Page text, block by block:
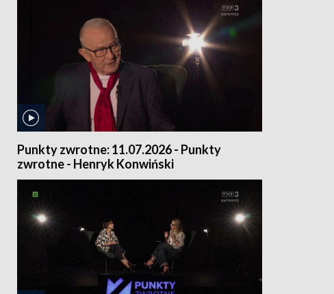
Punkty zwrotne: 11.07.2026 - Punkty
zwrotne - Henryk Konwiński